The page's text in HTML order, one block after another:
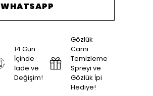
WHATSAPP
14 Gün
İçinde
İade ve
Değişim!
Gözlük
Camı
Temizleme
Spreyi ve
Gözlük İpi
Hediye!